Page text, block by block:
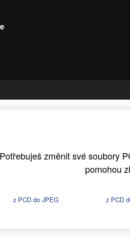
Potřebuješ změnit své soubory
pomohou
z PCD do JPEG z PCD